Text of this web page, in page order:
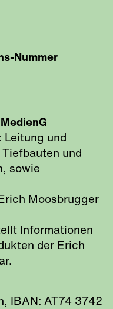
Nummer
Leitung und
und
sowie
Moosbrugger
Informationen
der Erich
IBAN: AT74 3742